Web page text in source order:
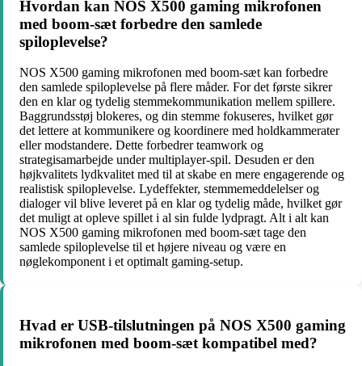
Hvordan kan NOS X500 gaming mikrofonen
med boom-sæt forbedre den samlede
spiloplevelse?
NOS X500 gaming mikrofonen med boom-sæt kan forbedre
den samlede spiloplevelse på flere måder. For det første sikrer
den en klar og tydelig stemmekommunikation mellem spillere.
Baggrundsstøj blokeres, og din stemme fokuseres, hvilket gør
det lettere at kommunikere og koordinere med holdkammerater
eller modstandere. Dette forbedrer teamwork og
strategisamarbejde under multiplayer-spil. Desuden er den
højkvalitets lydkvalitet med til at skabe en mere engagerende og
realistisk spiloplevelse. Lydeffekter, stemmemeddelelser og
dialoger vil blive leveret på en klar og tydelig måde, hvilket gør
det muligt at opleve spillet i al sin fulde lydpragt. Alt i alt kan
NOS X500 gaming mikrofonen med boom-sæt tage den
samlede spiloplevelse til et højere niveau og være en
nøglekomponent i et optimalt gaming-setup.
Hvad er USB-tilslutningen på NOS X500 gaming
mikrofonen med boom-sæt kompatibel med?